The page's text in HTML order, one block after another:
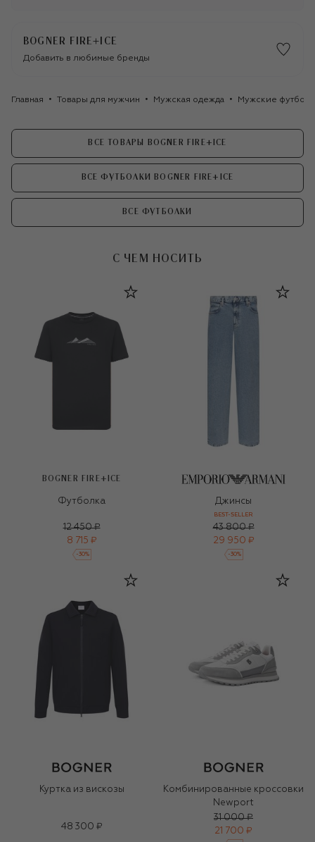
BOGNER FIRE+ICE
Добавить в любимые бренды
Главная Товары для мужчин Мужская одежда Мужские
ВСЕ ТОВАРЫ BOGNER FIRE+ICE
ВСЕ ФУТБОЛКИ BOGNER FIRE+ICE
ВСЕ ФУТБОЛКИ
С ЧЕМ НОСИТЬ
BOGNER FIRE+ICE
Футболка
12 450 ₽
8 715 ₽
-30%
Джинсы
BEST-SELLER
43 800 ₽
29 950 ₽
-30%
Куртка из вискозы
48 300 ₽
Комбинированные кроссовки
Newport
31 000 ₽
21 700 ₽